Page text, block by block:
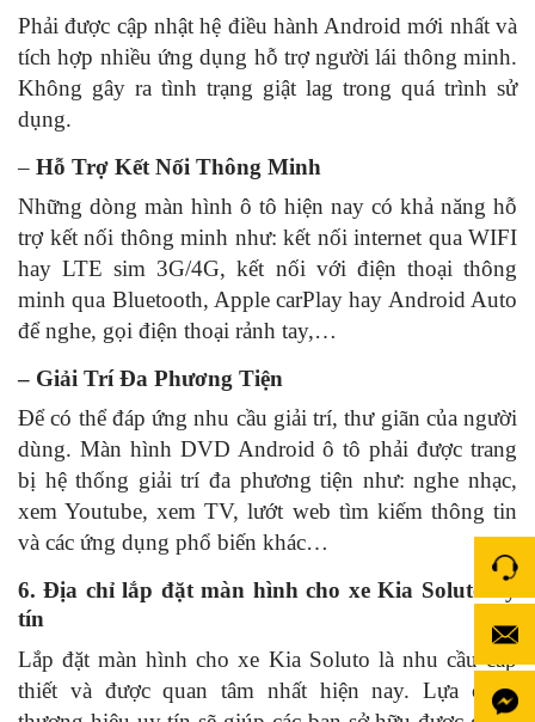
Phải được cập nhật hệ điều hành Android mới nhất và
tích hợp nhiều ứng dụng hỗ trợ người lái thông minh.
Không gây ra tình trạng giật lag trong quá trình sử
dụng.
– Hỗ Trợ Kết Nối Thông Minh
Những dòng màn hình ô tô hiện nay có khả năng hỗ
trợ kết nối thông minh như: kết nối internet qua WIFI
hay LTE sim 3G/4G, kết nối với điện thoại thông
minh qua Bluetooth, Apple carPlay hay Android Auto
để nghe, gọi điện thoại rảnh tay,…
– Giải Trí Đa Phương Tiện
Để có thể đáp ứng nhu cầu giải trí, thư giãn của người
dùng. Màn hình DVD Android ô tô phải được trang
bị hệ thống giải trí đa phương tiện như: nghe nhạc,
xem Youtube, xem TV, lướt web tìm kiếm thông tin
và các ứng dụng phổ biến khác…
6. Địa chỉ lắp đặt màn hình cho xe Kia Soluto uy
tín
Lắp đặt màn hình cho xe Kia Soluto là nhu cầu cấp
thiết và được quan tâm nhất hiện nay. Lựa chọn